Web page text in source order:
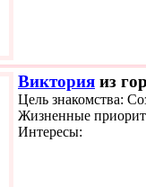
Виктория из
Цель знакомства:
Жизненные
Интересы: